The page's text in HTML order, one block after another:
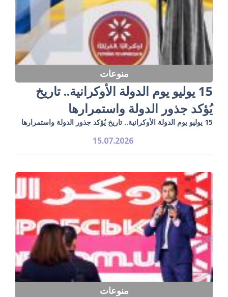
منوعات
15 يوليو يوم الدولة الأوكرانية.. تاريخ
يُؤكد جذور الدولة واستمرارها
15 يوليو يوم الدولة الأوكرانية.. تاريخ يُؤكد جذور الدولة واستمرارها
15.07.2026
منوعات